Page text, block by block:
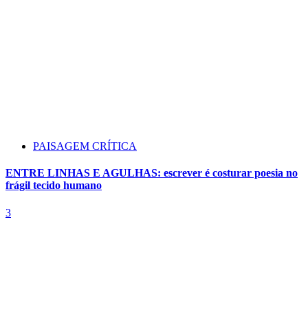
PAISAGEM CRÍTICA
ENTRE LINHAS E AGULHAS: escrever é costurar poesia no
frágil tecido humano
3